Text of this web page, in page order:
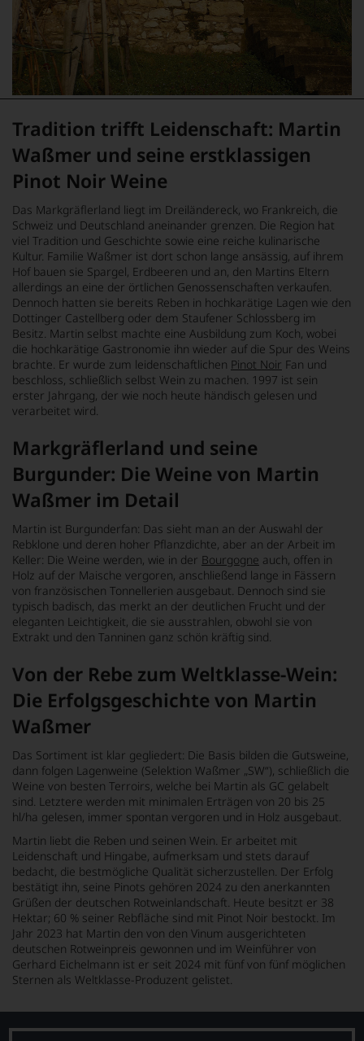
Tradition trifft Leidenschaft: Martin
Waßmer und seine erstklassigen
Pinot Noir Weine
Das Markgräflerland liegt im Dreiländereck, wo Frankreich, die
Schweiz und Deutschland aneinander grenzen. Die Region hat
viel Tradition und Geschichte sowie eine reiche kulinarische
Kultur. Familie Waßmer ist dort schon lange ansässig, auf ihrem
Hof bauen sie Spargel, Erdbeeren und an, den Martins Eltern
allerdings an eine der örtlichen Genossenschaften verkaufen.
Dennoch hatten sie bereits Reben in hochkarätige Lagen wie den
Dottinger Castellberg oder dem Staufener Schlossberg im
Besitz. Martin selbst machte eine Ausbildung zum Koch, wobei
die hochkarätige Gastronomie ihn wieder auf die Spur des Weins
brachte. Er wurde zum leidenschaftlichen Pinot Noir Fan und
beschloss, schließlich selbst Wein zu machen. 1997 ist sein
erster Jahrgang, der wie noch heute händisch gelesen und
verarbeitet wird.
Markgräflerland und seine
Burgunder: Die Weine von Martin
Waßmer im Detail
Martin ist Burgunderfan: Das sieht man an der Auswahl der
Rebklone und deren hoher Pflanzdichte, aber an der Arbeit im
Keller: Die Weine werden, wie in der Bourgogne auch, offen in
Holz auf der Maische vergoren, anschließend lange in Fässern
von französischen Tonnellerien ausgebaut. Dennoch sind sie
typisch badisch, das merkt an der deutlichen Frucht und der
eleganten Leichtigkeit, die sie ausstrahlen, obwohl sie von
Extrakt und den Tanninen ganz schön kräftig sind.
Von der Rebe zum Weltklasse-Wein:
Die Erfolgsgeschichte von Martin
Waßmer
Das Sortiment ist klar gegliedert: Die Basis bilden die Gutsweine,
dann folgen Lagenweine (Selektion Waßmer „SW“), schließlich die
Weine von besten Terroirs, welche bei Martin als GC gelabelt
sind. Letztere werden mit minimalen Erträgen von 20 bis 25
hl/ha gelesen, immer spontan vergoren und in Holz ausgebaut.
Martin liebt die Reben und seinen Wein. Er arbeitet mit
Leidenschaft und Hingabe, aufmerksam und stets darauf
bedacht, die bestmögliche Qualität sicherzustellen. Der Erfolg
bestätigt ihn, seine Pinots gehören 2024 zu den anerkannten
Grüßen der deutschen Rotweinlandschaft. Heute besitzt er 38
Hektar; 60 % seiner Rebfläche sind mit Pinot Noir bestockt. Im
Jahr 2023 hat Martin den von den Vinum ausgerichteten
deutschen Rotweinpreis gewonnen und im Weinführer von
Gerhard Eichelmann ist er seit 2024 mit fünf von fünf möglichen
Sternen als Weltklasse-Produzent gelistet.